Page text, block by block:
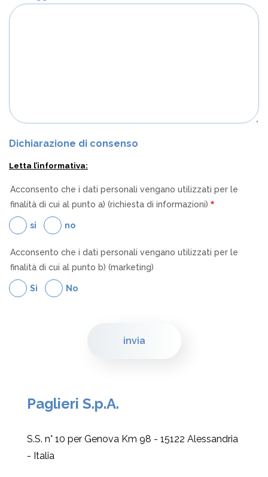
Dichiarazione di consenso
Letta l’informativa:
Acconsento che i dati personali vengano utilizzati per le
finalità di cui al punto a) (richiesta di informazioni)
si no
Acconsento che i dati personali vengano utilizzati per le
finalità di cui al punto b) (marketing)
Si No
Paglieri S.p.A.
S.S. n° 10 per Genova Km 98 - 15122 Alessandria
- Italia